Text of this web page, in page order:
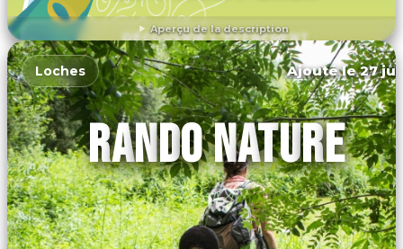
Aperçu de la description
DÉCOUVRIR L'ÉVÉNEMENT
Loches Ajouté le 27
RANDO NATURE